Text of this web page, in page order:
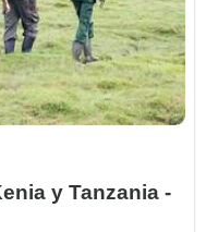
y Tanzania -